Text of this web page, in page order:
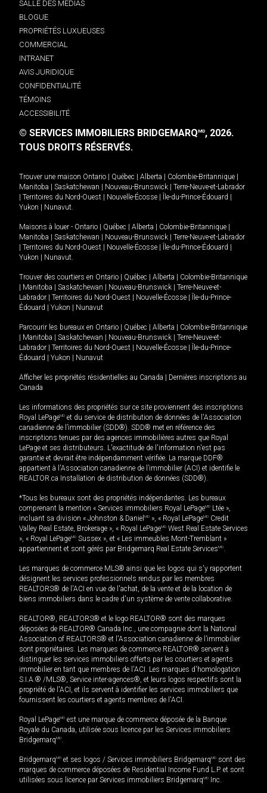
SALLE DES MÉDIAS
BLOGUE
PROPRIÉTÉS LUXUEUSES
COMMERCIAL
INTRANET
AVIS JURIDIQUE
CONFIDENTIALITÉ
TÉMOINS
ACCESSIBILITÉ
© SERVICES IMMOBILIERS BRIDGEMARQMD, 2026.
TOUS DROITS RÉSERVÉS.
Trouver une maison Ontario Québec Alberta Colombie-Britannique
Manitoba
Saskatchewan Nouveau-Brunswick
Terre-Neuve-et-Labrador
Territoires du Nord-Ouest Nouvelle-Écosse Île-du-Prince-Édouard
Yukon
Nunavut.
Maisons à louer - Ontario Québec Alberta Colombie-Britannique
Manitoba
Saskatchewan Nouveau-Brunswick
Terre-Neuve-et-Labrador
Territoires du Nord-Ouest Nouvelle-Écosse Île-du-Prince-Édouard
Yukon
Nunavut.
Trouver des courtiers en Ontario Québec Alberta
Colombie-Britannique
Manitoba Saskatchewan Nouveau-Brunswick
Terre-Neuve-et-
Labrador
Territoires du Nord-Ouest Nouvelle-Écosse
Île-du-Prince-
Édouard
Yukon Nunavut
Parcourir les bureaux en Ontario Québec Alberta
Colombie-Britannique
Manitoba Saskatchewan Nouveau-Brunswick
Terre-Neuve-et-
Labrador
Territoires du Nord-Ouest Nouvelle-Écosse
Île-du-Prince-
Édouard
Yukon Nunavut
Afficher les propriétés résidentielles au Canada
Dernières inscriptions au
Canada
Les informations des propriétés sur ce site proviennent des inscriptions
Royal LePageMD et du service de distribution de données de l'Association
canadienne de l’immobilier (SDD®). SDD® met en référence des
inscriptions tenues par des agences immobilières autres que Royal
LePage et ses distributeurs. L'exactitude de l'information n'est pas
garantie et devrait être indépendamment vérifiée. La marque DDF®
appartient à l'Association canadienne de l’immobilier (ACI) et identifie le
REALTOR.ca Installation de distribution de données (SDD®).
*Tous les bureaux sont des propriétés indépendantes. Les bureaux
comprenant la mention « Services immobiliers Royal LePageMD Ltée »,
incluant sa division « Johnston & Daniel MD », « Royal LePageMD Credit
Valley Real Estate, Brokerage », « Royal LePageMD West Real Estate Services
», « Royal LePageMD Sussex », et « Les immeubles Mont-Tremblant »
appartiennent et sont gérés par Bridgemarq Real Estate ServicesMD.
Les marques de commerce MLS® ainsi que les logos qui s'y rapportent
désignent les services professionnels rendus par les membres
REALTORS® de l'ACI en vue de l'achat, de la vente et de la location de
biens immobiliers dans le cadre d'un système de vente collaborative.
REALTOR®, REALTORS® et le logo REALTOR® sont des marques
déposées de REALTOR® Canada Inc., une compagnie dont la National
Association of REALTORS® et l'Association canadienne de l’immobilier
sont propriétaires. Les marques de commerce REALTOR® servent à
distinguer les services immobiliers offerts par les courtiers et agents
immobilier en tant que membres de l'ACI. Les marques d'homologation
S.I.A.® /MLS®, Service inter-agences®, et leurs logos respectifs sont la
propriété de l'ACI, et ils servent à identifier les services immobiliers que
fournissent les courtiers et agents membres de l'ACI.
Royal LePageMD est une marque de commerce déposée de la Banque
Royale du Canada, utilisée sous licence par les Services immobiliers
BridgemarqMD.
BridgemarqMD et ses logos / Services immobiliers BridgemarqMD sont des
marques de commerce déposées de Residential Income Fund L.P. et sont
utilisées sous licence par Services immobiliers BridgemarqMD Inc.